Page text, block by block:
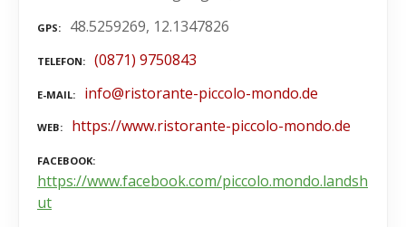
GPS 48.5259269, 12.1347826
TELEFON (0871) 9750843
E-MAIL info@ristorante-piccolo-mondo.de
WEB https://www.ristorante-piccolo-mondo.de
FACEBOOK
https://www.facebook.com/piccolo.mondo.landsh
ut